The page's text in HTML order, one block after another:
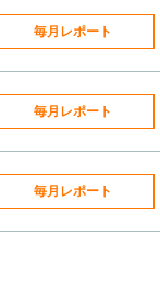
毎月レポート
毎月レポート
毎月レポート